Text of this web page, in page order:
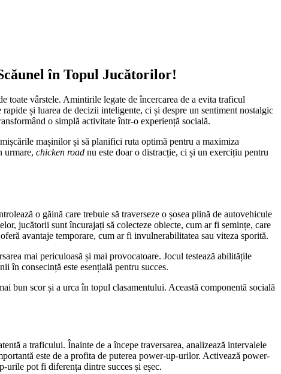
în Topul Jucătorilor!
toate vârstele. Amintirile legate de încercarea de a evita traficul
rapide și luarea de decizii inteligente, ci și despre un sentiment nostalgic
o simplă activitate într-o experiență socială.
mașinilor și să planifici ruta optimă pentru a maximiza
urmare, chicken road nu este doar o distracție, ci și un exercițiu pentru
o găină care trebuie să traverseze o șosea plină de autovehicule
jucătorii sunt încurajați să colecteze obiecte, cum ar fi semințe, care
avantaje temporare, cum ar fi invulnerabilitatea sau viteza sporită.
mai periculoasă și mai provocatoare. Jocul testează abilitățile
în consecință este esențială pentru succes.
bun scor și a urca în topul clasamentului. Această componentă socială
a traficului. Înainte de a începe traversarea, analizează intervalele
este de a profita de puterea power-up-urilor. Activează power-
urile pot fi diferența dintre succes și eșec.